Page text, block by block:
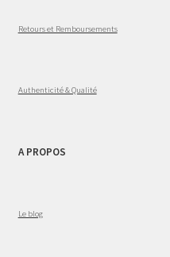
Retours et Remboursements
Authenticité & Qualité
A PROPOS
Le blog